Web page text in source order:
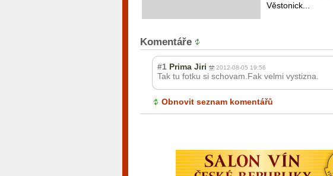
Věstonick...
Komentáře
#1 Prima Jiri 2012-08-05 19:56
Tak tu fotku si schovam.Fak velmi vystizna.
Obnovit seznam komentářů